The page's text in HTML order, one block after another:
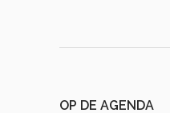
OP DE AGENDA